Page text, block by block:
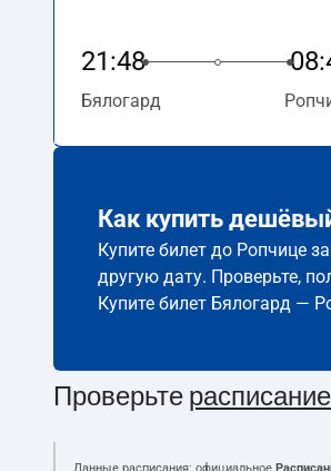
21:48
Бялогард
Как купить
Купите билет до Ропчице
другую дату. Проверьте,
Купите билет Бялогард —
Проверьте